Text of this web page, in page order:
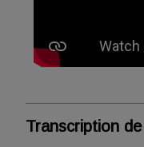
Transcription